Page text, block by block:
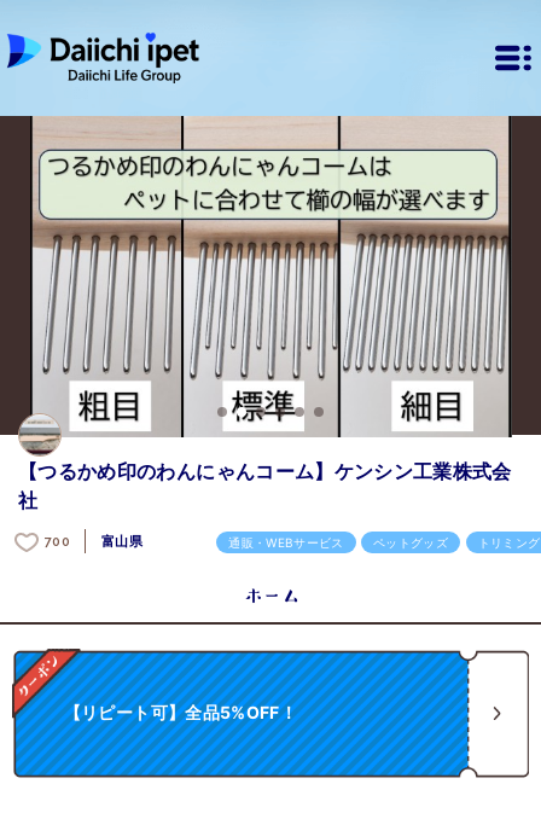
【つるかめ印のわんにゃんコーム】ケンシン工業株式会
社
700 富山県 通販・WEBサービス ペットグッズ トリミン
ホーム
【リピート可】全品5%OFF！